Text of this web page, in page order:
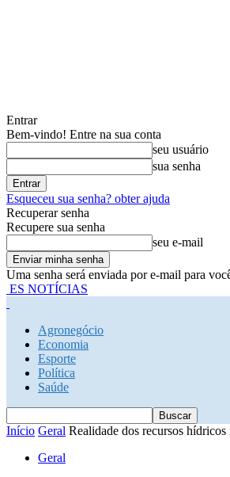
Entrar
Bem-vindo! Entre na sua conta
seu usuário
sua senha
Esqueceu sua senha? obter ajuda
Recuperar senha
Recupere sua senha
seu e-mail
Uma senha será enviada por e-mail para
ES NOTÍCIAS
Agronegócio
Economia
Esporte
Política
Saúde
Início Geral Realidade dos recursos hídricos
Geral